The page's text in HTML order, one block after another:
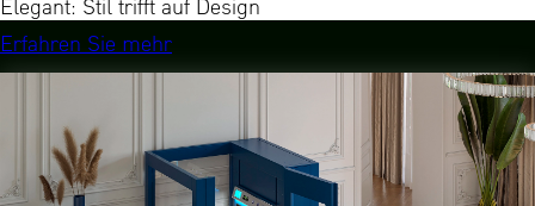
Elegant: Stil trifft auf Design
Erfahren Sie mehr